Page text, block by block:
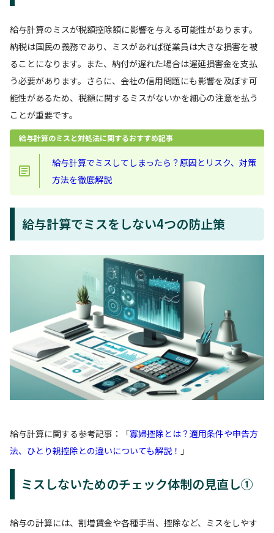
給与計算のミスが税額控除額に影響を与える可能性があります。
納税は国民の義務であり、ミスがあれば従業員は大きな損害を被
ることになります。また、納付が遅れた場合は遅延損害金を支払
う必要があります。さらに、会社の信用問題にも影響を及ぼす可
能性があるため、税額に関するミスがないかを細心の注意を払う
ことが重要です。
給与計算のミスと対処法に関するおすすめ記事
給与計算でミスしてしまったら？原因とリスク、対策
方法を徹底解説
給与計算でミスをしない4つの防止策
給与計算に関する参考記事：「寡婦控除とは？適用条件や申告方
法、ひとり親控除との違いについても解説！ 」
ミスしないためのチェック体制の見直し①
給与の計算には、割増賃金や各種手当、控除など、ミスをしやす